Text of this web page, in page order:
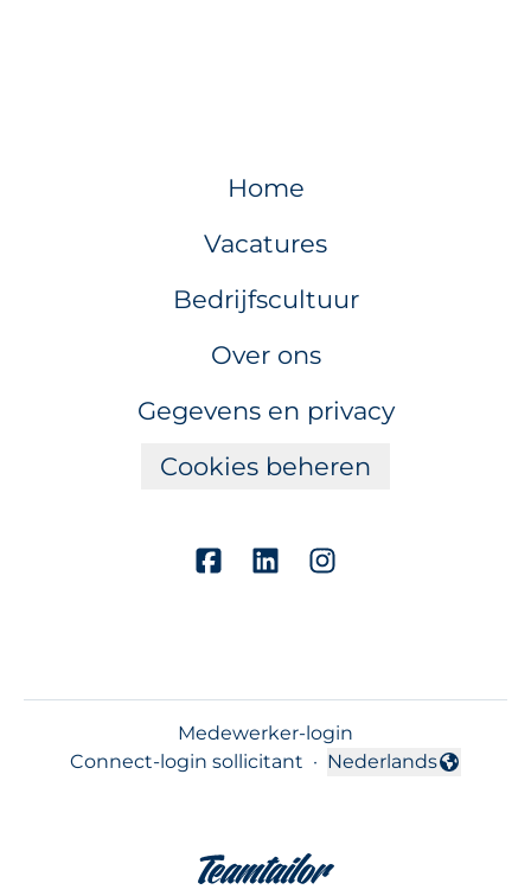
Home
Vacatures
Bedrijfscultuur
Over ons
Gegevens en privacy
Cookies beheren
Medewerker-login
Connect-login sollicitant ·
Taal wijzigen
Nederlands